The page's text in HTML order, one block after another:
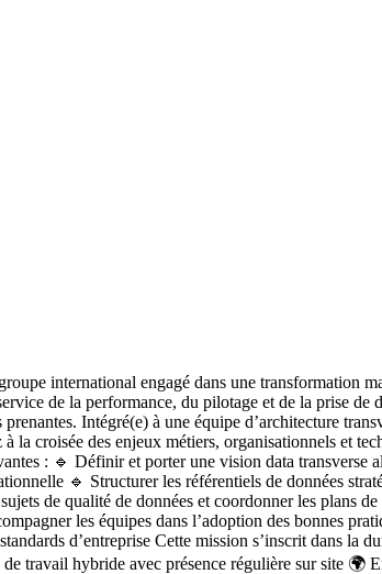
international engagé dans une transformation
de la performance, du pilotage et de la prise de
Intégré(e) à une équipe d’architecture
la croisée des enjeux métiers, organisationnels et
: 🔹 Définir et porter une vision data transverse
🔹 Structurer les référentiels de données
de qualité de données et coordonner les plans
les équipes dans l’adoption des bonnes
d’entreprise Cette mission s’inscrit dans la
travail hybride avec présence régulière sur site 🌍